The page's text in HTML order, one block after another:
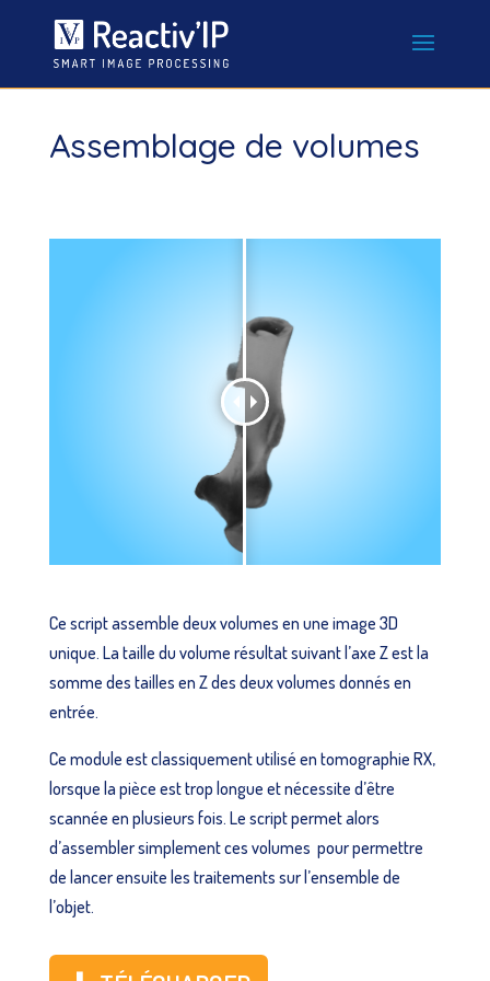
Assemblage de volumes
Ce script assemble deux volumes en une image 3D
unique. La taille du volume résultat suivant l’axe Z est la
somme des tailles en Z des deux volumes donnés en
entrée.
Ce module est classiquement utilisé en tomographie RX,
lorsque la pièce est trop longue et nécessite d’être
scannée en plusieurs fois. Le script permet alors
d’assembler simplement ces volumes pour permettre
de lancer ensuite les traitements sur l’ensemble de
l’objet.